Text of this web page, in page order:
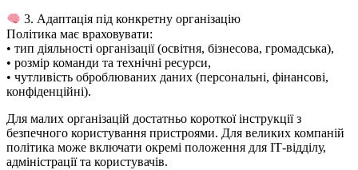
3. Адаптація під конкретну організацію
Політика має враховувати:
• тип діяльності організації (освітня, бізнесова, громадська),
• розмір команди та технічні ресурси,
• чутливість оброблюваних даних (персональні, фінансові,
конфіденційні).
Для малих організацій достатньо короткої інструкції з
безпечного користування пристроями. Для великих компаній
політика може включати окремі положення для ІТ-відділу,
адміністрації та користувачів.